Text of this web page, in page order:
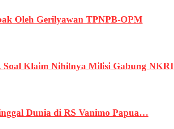
Oleh Gerilyawan TPNPB-OPM
Soal Klaim Nihilnya Milisi Gabung NKRI
Dunia di RS Vanimo Papua…